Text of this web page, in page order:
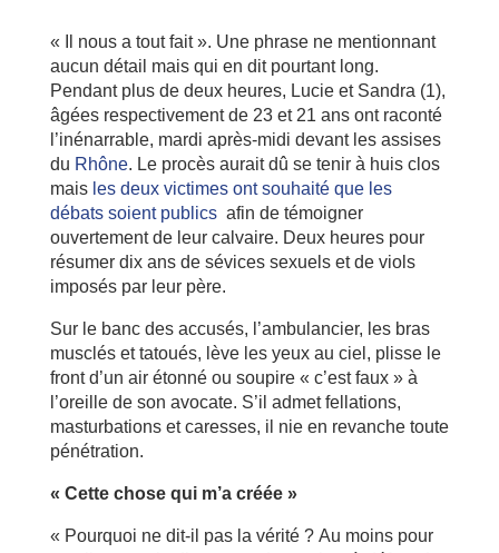
« Il nous a tout fait ». Une phrase ne mentionnant
aucun détail mais qui en dit pourtant long.
Pendant plus de deux heures, Lucie et Sandra (1),
âgées respectivement de 23 et 21 ans ont raconté
l’inénarrable, mardi après-midi devant les assises
du Rhône. Le procès aurait dû se tenir à huis clos
mais les deux victimes ont souhaité que les
débats soient publics afin de témoigner
ouvertement de leur calvaire. Deux heures pour
résumer dix ans de sévices sexuels et de viols
imposés par leur père.
Sur le banc des accusés, l’ambulancier, les bras
musclés et tatoués, lève les yeux au ciel, plisse le
front d’un air étonné ou soupire « c’est faux » à
l’oreille de son avocate. S’il admet fellations,
masturbations et caresses, il nie en revanche toute
pénétration.
« Cette chose qui m’a créée »
« Pourquoi ne dit-il pas la vérité ? Au moins pour